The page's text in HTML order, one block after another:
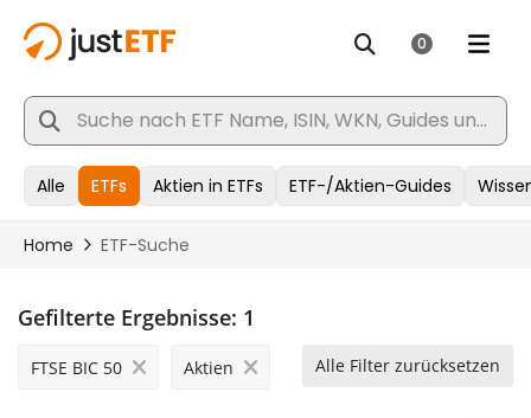
Gefilterte Ergebnisse: 1
FTSE BIC 50 Aktien Alle Filter zurücksetzen